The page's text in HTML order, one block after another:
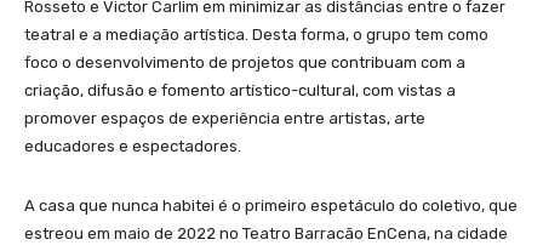
Rosseto e Victor Carlim em minimizar as distâncias entre o fazer
teatral e a mediação artística. Desta forma, o grupo tem como
foco o desenvolvimento de projetos que contribuam com a
criação, difusão e fomento artístico-cultural, com vistas a
promover espaços de experiência entre artistas, arte
educadores e espectadores.
A casa que nunca habitei é o primeiro espetáculo do coletivo, que
estreou em maio de 2022 no Teatro Barracão EnCena, na cidade